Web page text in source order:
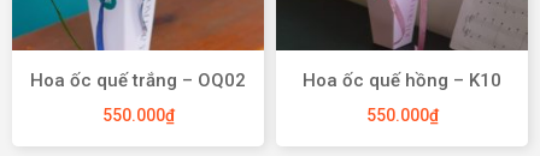
Hoa ốc quế trắng – OQ02
550.000₫
Hoa ốc quế hồng – K10
550.000₫